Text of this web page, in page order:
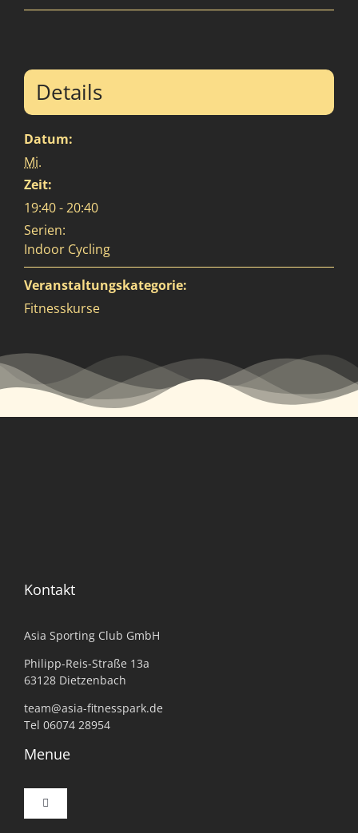
Details
Datum:
Mi.
Zeit:
19:40 - 20:40
Serien:
Indoor Cycling
Veranstaltungskategorie:
Fitnesskurse
Kontakt
Asia Sporting Club GmbH
Philipp-Reis-Straße 13a
63128 Dietzenbach
team@asia-fitnesspark.de
Tel 06074 28954
Menue
Toggle